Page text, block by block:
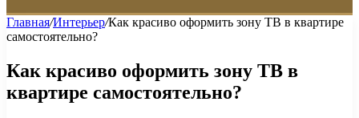
Главная/Интерьер/Как красиво оформить зону ТВ в квартире
самостоятельно?
Как красиво оформить зону ТВ в
квартире самостоятельно?